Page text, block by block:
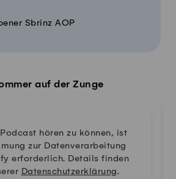
Sbrinz AOP
auf der Zunge
hören zu können, ist
zur Datenverarbeitung
erforderlich. Details finden
Datenschutzerklärung.